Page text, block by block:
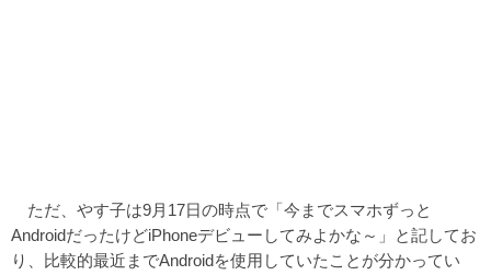
ただ、やす子は9月17日の時点で「今までスマホずっと
AndroidだったけどiPhoneデビューしてみよかな～」と記してお
り、比較的最近までAndroidを使用していたことが分かってい